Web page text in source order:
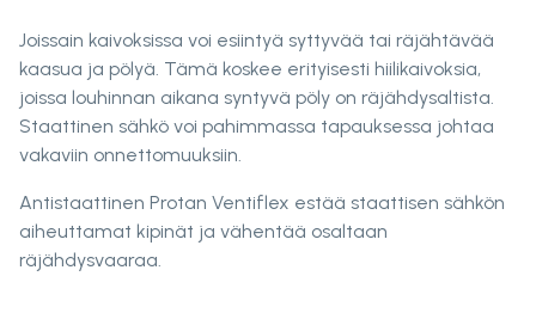
Joissain kaivoksissa voi esiintyä syttyvää tai räjähtävää
kaasua ja pölyä. Tämä koskee erityisesti hiilikaivoksia,
joissa louhinnan aikana syntyvä pöly on räjähdysaltista.
Staattinen sähkö voi pahimmassa tapauksessa johtaa
vakaviin onnettomuuksiin.
Antistaattinen Protan Ventiflex estää staattisen sähkön
aiheuttamat kipinät ja vähentää osaltaan
räjähdysvaaraa.